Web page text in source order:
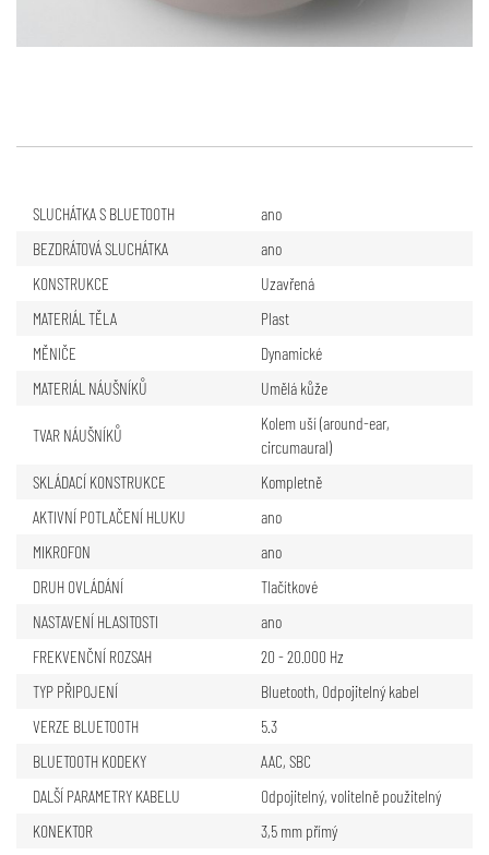
SLUCHÁTKA S BLUETOOTH
ano
BEZDRÁTOVÁ SLUCHÁTKA
ano
KONSTRUKCE
Uzavřená
MATERIÁL TĚLA
Plast
MĚNIČE
Dynamické
MATERIÁL NÁUŠNÍKŮ
Umělá kůže
TVAR NÁUŠNÍKŮ
Kolem uší (around-ear,
circumaural)
SKLÁDACÍ KONSTRUKCE
Kompletně
AKTIVNÍ POTLAČENÍ HLUKU
ano
MIKROFON
ano
DRUH OVLÁDÁNÍ
Tlačítkové
NASTAVENÍ HLASITOSTI
ano
FREKVENČNÍ ROZSAH
20 - 20.000 Hz
TYP PŘIPOJENÍ
Bluetooth, Odpojitelný kabel
VERZE BLUETOOTH
5.3
BLUETOOTH KODEKY
AAC, SBC
DALŠÍ PARAMETRY KABELU
Odpojitelný, volitelně použitelný
KONEKTOR
3,5 mm přímý